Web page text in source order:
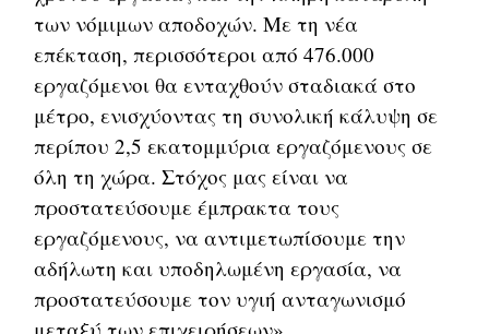
των νόμιμων αποδοχών. Με τη νέα
επέκταση, περισσότεροι από 476.000
εργαζόμενοι θα ενταχθούν σταδιακά στο
μέτρο, ενισχύοντας τη συνολική κάλυψη σε
περίπου 2,5 εκατομμύρια εργαζόμενους σε
όλη τη χώρα. Στόχος μας είναι να
προστατεύσουμε έμπρακτα τους
εργαζόμενους, να αντιμετωπίσουμε την
αδήλωτη και υποδηλωμένη εργασία, να
προστατεύσουμε τον υγιή ανταγωνισμό